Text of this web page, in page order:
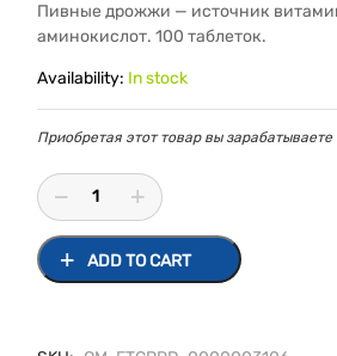
Пивные дрожжи — источник
аминокислот. 100 таблеток.
Availability: In stock
Приобретая этот товар вы зарабатываете
ADD TO CART